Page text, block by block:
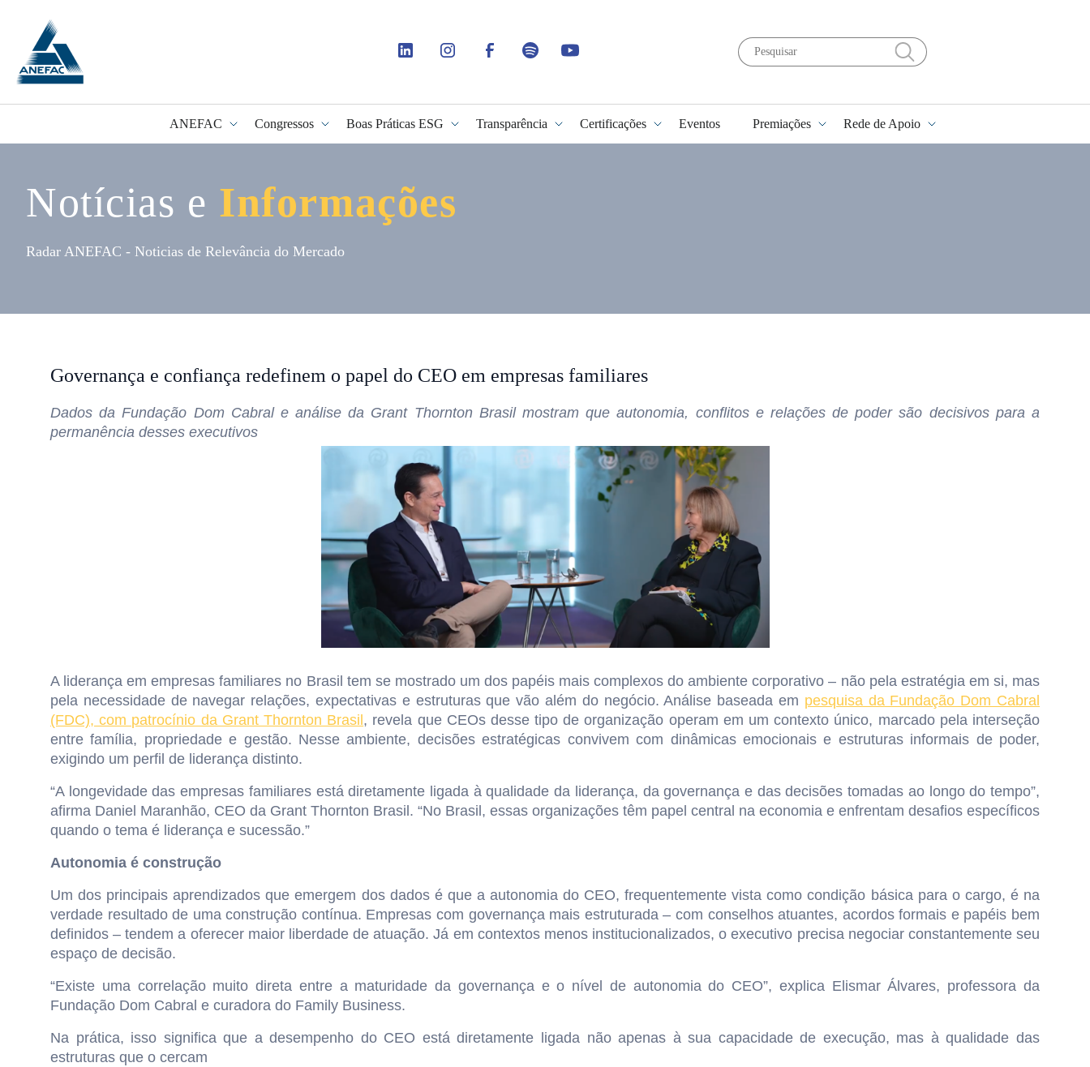
ANEFAC Congressos
Programa Fidelidade
Boas Práticas ESG Transparência Certificações Eventos Premiações Rede de Apoio
Notícias e Informações
Radar ANEFAC - Noticias de Relevância do Mercado
Governança e confiança redefinem o papel do CEO em empresas familiares
Dados da Fundação Dom Cabral e análise da Grant Thornton Brasil mostram que autonomia, conflitos e relações de poder são decisivos para a
permanência desses executivos
A liderança em empresas familiares no Brasil tem se mostrado um dos papéis mais complexos do ambiente corporativo – não pela estratégia em si, mas
pela necessidade de navegar relações, expectativas e estruturas que vão além do negócio. Análise baseada em pesquisa da Fundação Dom Cabral
(FDC), com patrocínio da Grant Thornton Brasil , revela que CEOs desse tipo de organização operam em um contexto único, marcado pela interseção
entre família, propriedade e gestão. Nesse ambiente, decisões estratégicas convivem com dinâmicas emocionais e estruturas informais de poder,
exigindo um perfil de liderança distinto.
“A longevidade das empresas familiares está diretamente ligada à qualidade da liderança, da governança e das decisões tomadas ao longo do tempo”,
afirma Daniel Maranhão, CEO da Grant Thornton Brasil. “No Brasil, essas organizações têm papel central na economia e enfrentam desafios específicos
quando o tema é liderança e sucessão.”
Autonomia é construção
Um dos principais aprendizados que emergem dos dados é que a autonomia do CEO, frequentemente vista como condição básica para o cargo, é na
verdade resultado de uma construção contínua. Empresas com governança mais estruturada – com conselhos atuantes, acordos formais e papéis bem
definidos – tendem a oferecer maior liberdade de atuação. Já em contextos menos institucionalizados, o executivo precisa negociar constantemente seu
espaço de decisão.
“Existe uma correlação muito direta entre a maturidade da governança e o nível de autonomia do CEO”, explica Elismar Álvares, professora da
Fundação Dom Cabral e curadora do Family Business.
Na prática, isso significa que a desempenho do CEO está diretamente ligada não apenas à sua capacidade de execução, mas à qualidade das
estruturas que o cercam